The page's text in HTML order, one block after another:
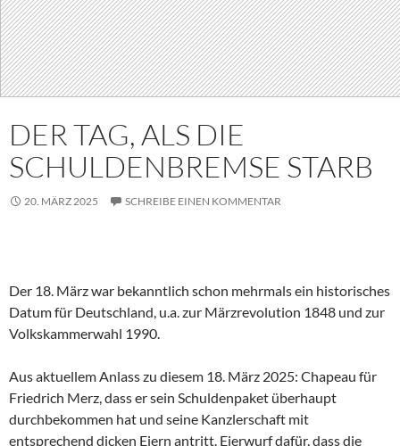
DER TAG, ALS DIE
SCHULDENBREMSE STARB
20. MÄRZ 2025 SCHREIBE EINEN KOMMENTAR
Der 18. März war bekanntlich schon mehrmals ein historisches
Datum für Deutschland, u.a. zur Märzrevolution 1848 und zur
Volkskammerwahl 1990.
Aus aktuellem Anlass zu diesem 18. März 2025: Chapeau für
Friedrich Merz, dass er sein Schuldenpaket überhaupt
durchbekommen hat und seine Kanzlerschaft mit
entsprechend dicken Eiern antritt. Eierwurf dafür, dass die